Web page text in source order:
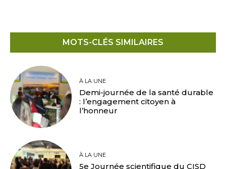
MOTS-CLÉS SIMILAIRES
À LA UNE
Demi-journée de la santé durable
: l’engagement citoyen à
l’honneur
À LA UNE
5e Journée scientifique du CISD